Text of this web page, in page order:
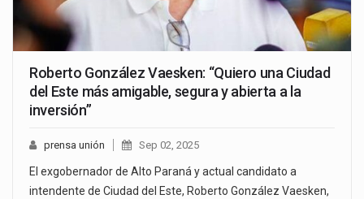
Roberto González Vaesken: “Quiero una Ciudad
del Este más amigable, segura y abierta a la
inversión”
prensa unión Sep 02, 2025
El exgobernador de Alto Paraná y actual candidato a
intendente de Ciudad del Este, Roberto González Vaesken,